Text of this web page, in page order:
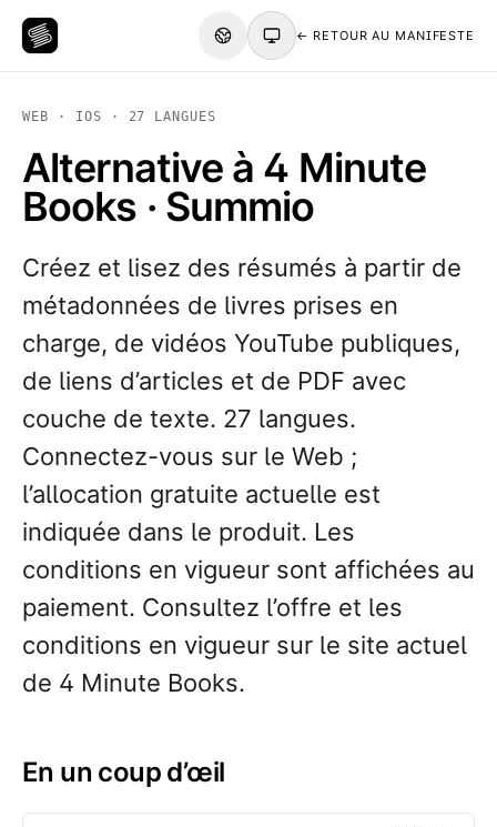
← RETOUR AU MANIFESTE
WEB · IOS · 27 LANGUES
Alternative à 4 Minute
Books · Summio
Créez et lisez des résumés à partir de
métadonnées de livres prises en
charge, de vidéos YouTube publiques,
de liens d’articles et de PDF avec
couche de texte. 27 langues.
Connectez-vous sur le Web ;
l’allocation gratuite actuelle est
indiquée dans le produit. Les
conditions en vigueur sont affichées au
paiement. Consultez l’offre et les
conditions en vigueur sur le site actuel
de 4 Minute Books.
En un coup d’œil